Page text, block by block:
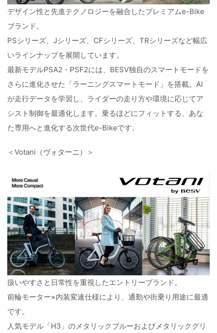
デザイン性と先進テクノロジーを融合したプレミアムe-Bike
ブランド。
PSシリーズ、Jシリーズ、CFシリーズ、TRシリーズなど幅広
いラインナップを展開しています。
最新モデルPSA2・PSF2には、BESV独自のスマートモードを
さらに進化させた「ラーニングスマートモード」を搭載。AI
が走行データを学習し、ライダーの走り方や環境に応じてア
シスト制御を最適化します。乗るほどにフィットする、あな
た専用へと進化する次世代e-Bikeです。
＜Votani（ヴォターニ）＞
扱いやすさと日常性を重視したエントリーブランド。
前輪モーター×内装変速仕様により、通勤や街乗り用途に最適
です。
人気モデル「H3」のメタリックブルーおよびメタリックグリ